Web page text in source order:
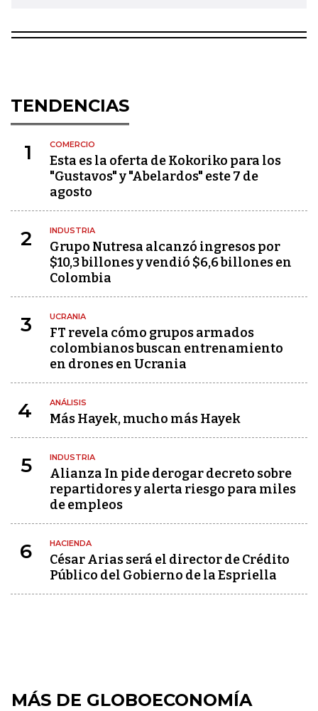
TENDENCIAS
1 COMERCIO
Esta es la oferta de Kokoriko para los
"Gustavos" y "Abelardos" este 7 de
agosto
2 INDUSTRIA
Grupo Nutresa alcanzó ingresos por
$10,3 billones y vendió $6,6 billones en
Colombia
3 UCRANIA
FT revela cómo grupos armados
colombianos buscan entrenamiento
en drones en Ucrania
4 ANÁLISIS
Más Hayek, mucho más Hayek
5 INDUSTRIA
Alianza In pide derogar decreto sobre
repartidores y alerta riesgo para miles
de empleos
6 HACIENDA
César Arias será el director de Crédito
Público del Gobierno de la Espriella
MÁS DE GLOBOECONOMÍA